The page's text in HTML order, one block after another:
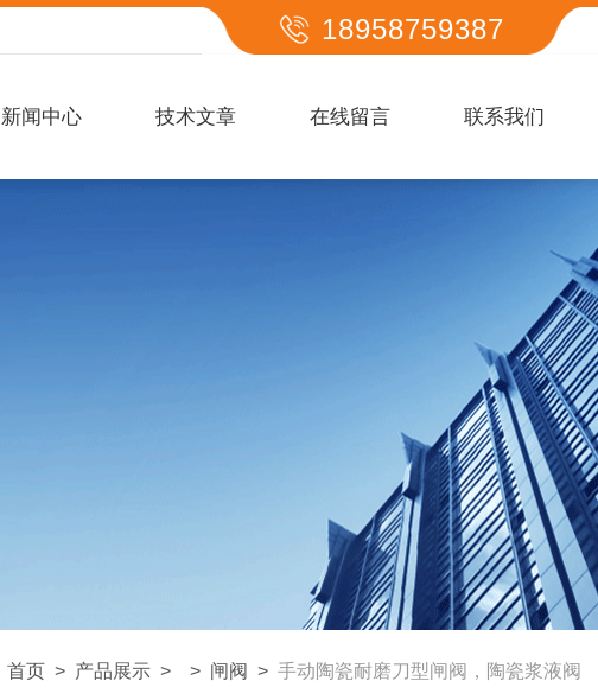
18958759387
新闻中心 技术文章 在线留言 联系我们
首页 > 产品展示 > > 闸阀 > 手动陶瓷耐磨刀型闸阀，陶瓷浆液阀